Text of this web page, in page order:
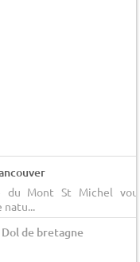
du Mont St Michel
natu...
de bretagne